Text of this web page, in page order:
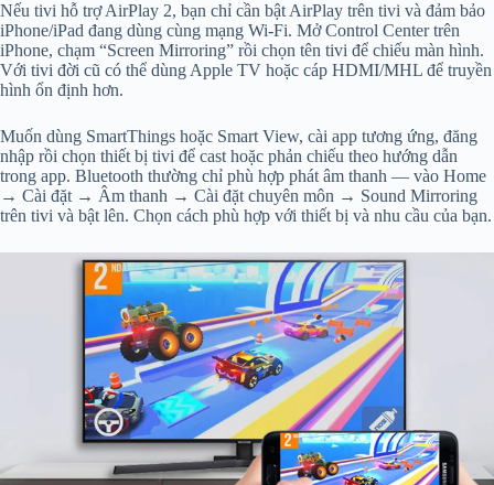
Nếu tivi hỗ trợ AirPlay 2, bạn chỉ cần bật AirPlay trên tivi và đảm bảo
iPhone/iPad đang dùng cùng mạng Wi‑Fi. Mở Control Center trên
iPhone, chạm “Screen Mirroring” rồi chọn tên tivi để chiếu màn hình.
Với tivi đời cũ có thể dùng Apple TV hoặc cáp HDMI/MHL để truyền
hình ổn định hơn.
Muốn dùng SmartThings hoặc Smart View, cài app tương ứng, đăng
nhập rồi chọn thiết bị tivi để cast hoặc phản chiếu theo hướng dẫn
trong app. Bluetooth thường chỉ phù hợp phát âm thanh — vào Home
→ Cài đặt → Âm thanh → Cài đặt chuyên môn → Sound Mirroring
trên tivi và bật lên. Chọn cách phù hợp với thiết bị và nhu cầu của bạn.